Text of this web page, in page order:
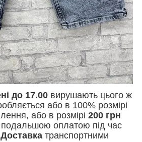
до 17.00 вирушають цього ж
або в 100% розмірі
або в розмірі 200 грн
оплатою під час
Доставкатранспортними